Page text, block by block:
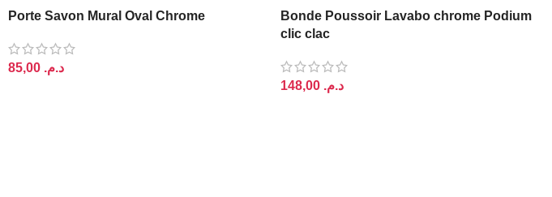
Porte Savon Mural Oval Chrome
د.م.
PODIUM
Bonde Poussoir Lavabo chrome Podium
clic clac
د.م.